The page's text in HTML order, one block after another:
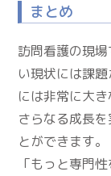
まとめ
訪問看護の現
い現状には課
には非常に大
さらなる成長
とができます。
「もっと専門